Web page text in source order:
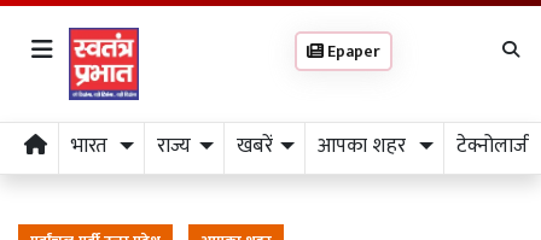
Epaper
भारत राज्य खबरें आपका शहर टेक्नोलाजी